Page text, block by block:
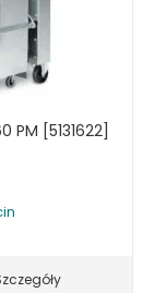
PM [5131622]